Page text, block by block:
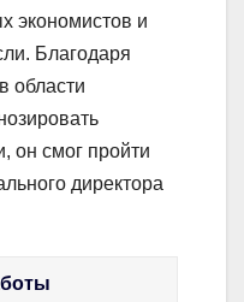
экономистов и
Благодаря
области
он смог пройти
директора